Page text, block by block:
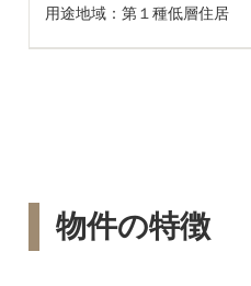
用途地域：第１種低層住居
物件の特徴